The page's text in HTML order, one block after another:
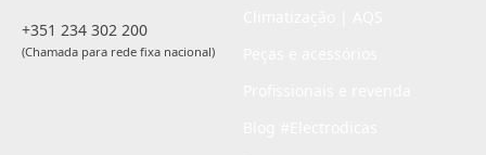
+351 234 302 200
(Chamada para rede fixa nacional)